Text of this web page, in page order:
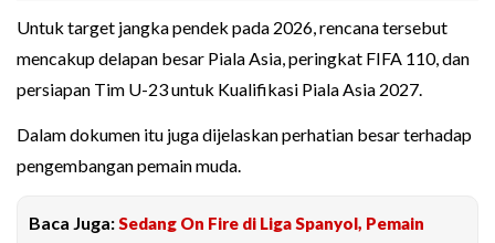
Untuk target jangka pendek pada 2026, rencana tersebut
mencakup delapan besar Piala Asia, peringkat FIFA 110, dan
persiapan Tim U-23 untuk Kualifikasi Piala Asia 2027.
Dalam dokumen itu juga dijelaskan perhatian besar terhadap
pengembangan pemain muda.
Baca Juga:Sedang On Fire di Liga Spanyol, Pemain